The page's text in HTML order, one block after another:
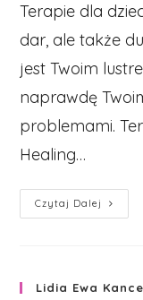
Terapie dla
dar, ale także
jest Twoim
naprawdę
problemami.
Healing…
Czytaj Dalej
Lidia Ewa